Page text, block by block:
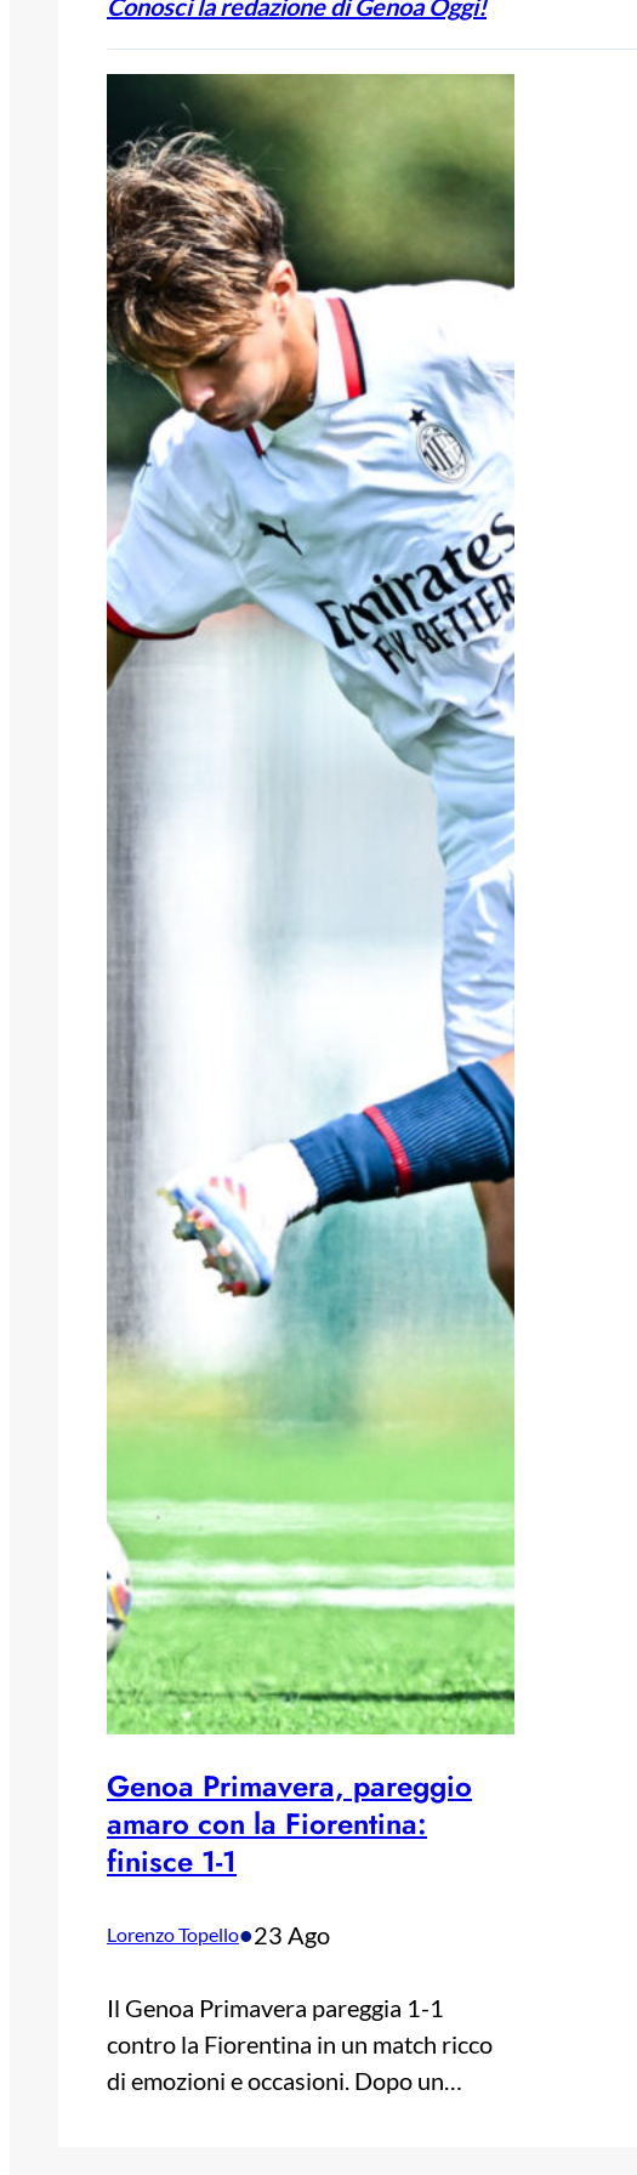
Conosci la redazione di Genoa Oggi!
Genoa Primavera, pareggio
amaro con la Fiorentina:
finisce 1-1
Lorenzo Topello•23 Ago
Il Genoa Primavera pareggia 1-1
contro la Fiorentina in un match ricco
di emozioni e occasioni. Dopo un…